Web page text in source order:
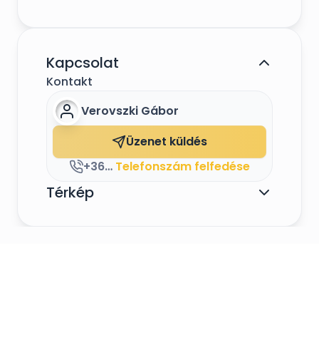
Kapcsolat
Kontakt
Verovszki Gábor
Üzenet küldés
+36204016931 Telefonszám felfedése
Térkép